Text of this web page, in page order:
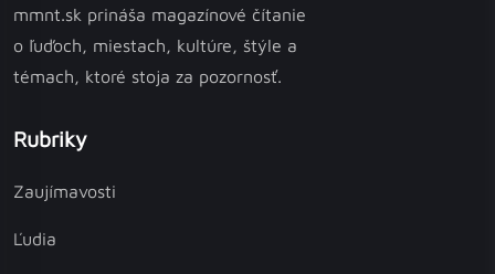
mmnt.sk prináša magazínové čítanie
o ľuďoch, miestach, kultúre, štýle a
témach, ktoré stoja za pozornosť.
Rubriky
Zaujímavosti
Ľudia